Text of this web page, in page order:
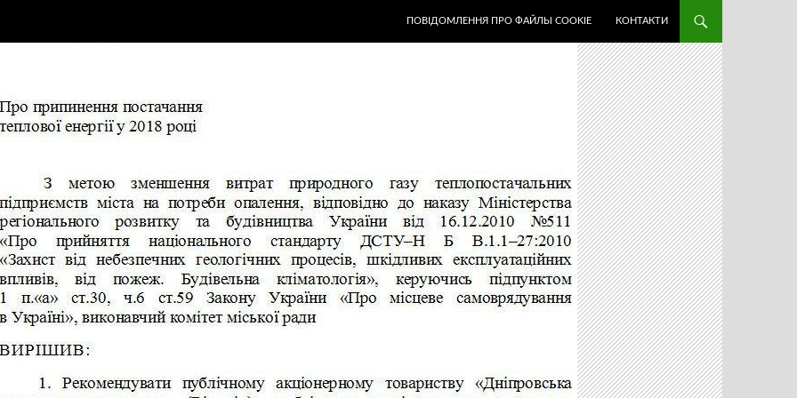
ПОВІДОМЛЕННЯ ПРО ФАЙЛЫ COOKIE КОНТАКТИ